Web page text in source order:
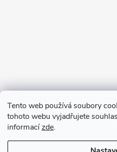
Tento web používá soubory
tohoto webu vyjadřujete
informacízde.